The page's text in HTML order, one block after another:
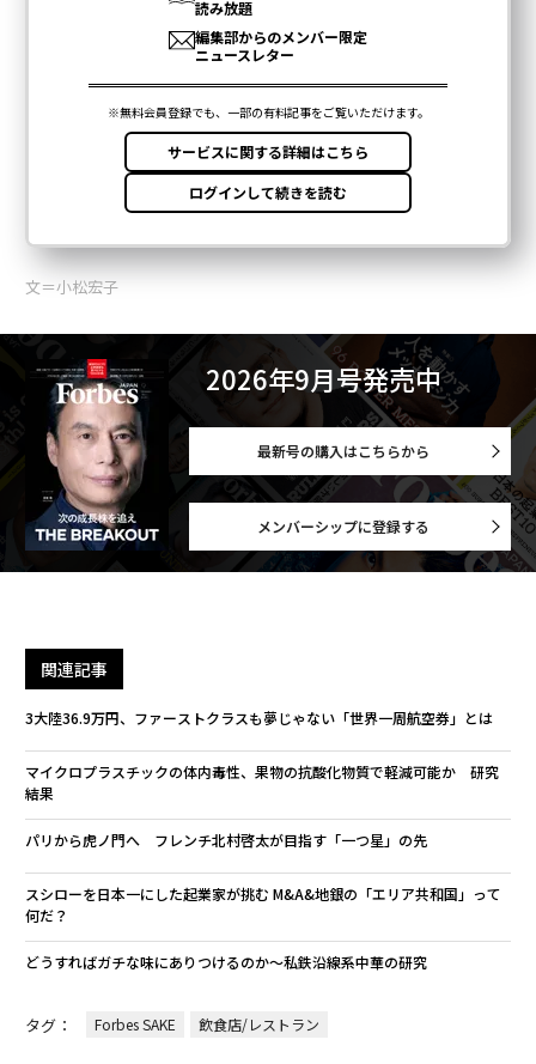
文＝小松宏子
2026年9月号発売中
最新号の購入はこちらから
メンバーシップに登録する
関連記事
3大陸36.9万円、ファーストクラスも夢じゃない「世界一周航空券」とは
マイクロプラスチックの体内毒性、果物の抗酸化物質で軽減可能か 研究
結果
パリから虎ノ門へ フレンチ北村啓太が目指す「一つ星」の先
スシローを日本一にした起業家が挑む M&A&地銀の「エリア共和国」って
何だ？
どうすればガチな味にありつけるのか～私鉄沿線系中華の研究
タグ： Forbes SAKE 飲食店/レストラン